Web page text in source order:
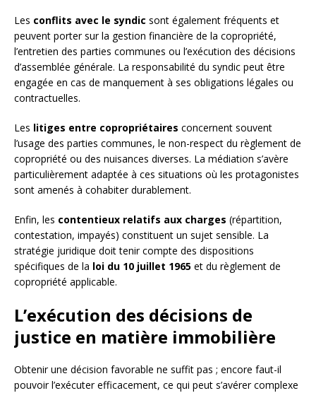
Les conflits avec le syndic sont également fréquents et
peuvent porter sur la gestion financière de la copropriété,
l’entretien des parties communes ou l’exécution des décisions
d’assemblée générale. La responsabilité du syndic peut être
engagée en cas de manquement à ses obligations légales ou
contractuelles.
Les litiges entre copropriétaires concernent souvent
l’usage des parties communes, le non-respect du règlement de
copropriété ou des nuisances diverses. La médiation s’avère
particulièrement adaptée à ces situations où les protagonistes
sont amenés à cohabiter durablement.
Enfin, les contentieux relatifs aux charges (répartition,
contestation, impayés) constituent un sujet sensible. La
stratégie juridique doit tenir compte des dispositions
spécifiques de la loi du 10 juillet 1965 et du règlement de
copropriété applicable.
L’exécution des décisions de
justice en matière immobilière
Obtenir une décision favorable ne suffit pas ; encore faut-il
pouvoir l’exécuter efficacement, ce qui peut s’avérer complexe